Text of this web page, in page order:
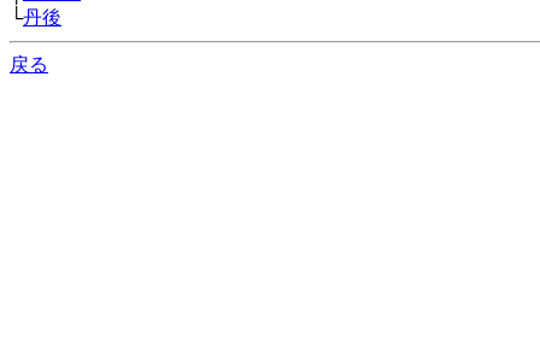
└丹後
戻る